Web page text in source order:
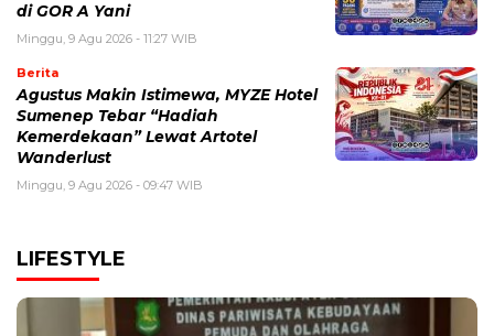
di GOR A Yani
Minggu, 9 Agu 2026 - 11:27 WIB
Berita
Agustus Makin Istimewa, MYZE Hotel
Sumenep Tebar “Hadiah
Kemerdekaan” Lewat Artotel
Wanderlust
Minggu, 9 Agu 2026 - 09:47 WIB
LIFESTYLE